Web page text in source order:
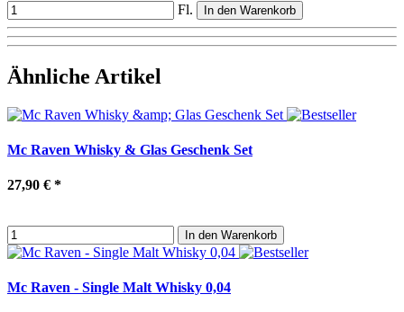
Fl. In den Warenkorb
Ähnliche Artikel
Mc Raven Whisky & Glas Geschenk Set
27,90 € *
In den Warenkorb
Mc Raven - Single Malt Whisky 0,04